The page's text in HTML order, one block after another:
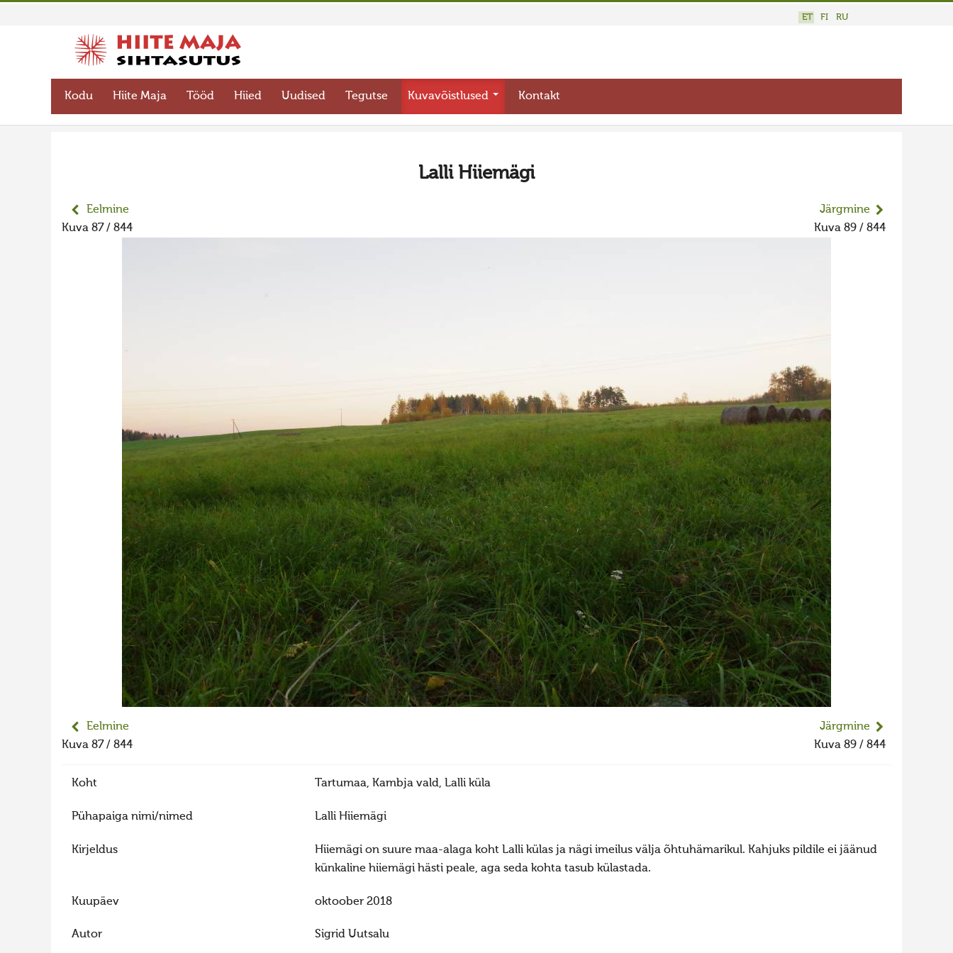
ET FI RU
Kodu Hiite Maja Tööd Hiied Uudised Tegutse Kuvavõistlused Kontakt
Lalli Hiiemägi
Eelmine
Kuva 87 / 844
Järgmine
Kuva 89 / 844
Eelmine
Kuva 87 / 844
Järgmine
Kuva 89 / 844
Koht Tartumaa, Kambja vald, Lalli küla
Pühapaiga nimi/nimed Lalli Hiiemägi
Kirjeldus
Hiiemägi on suure maa-alaga koht Lalli külas ja nägi imeilus välja õhtuhämarikul. Kahjuks pildile ei jäänud
künkaline hiiemägi hästi peale, aga seda kohta tasub külastada.
Kuupäev oktoober 2018
Autor Sigrid Uutsalu